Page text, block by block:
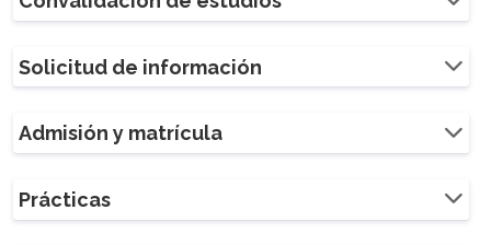
Solicitud de información
Admisión y matrícula
Prácticas